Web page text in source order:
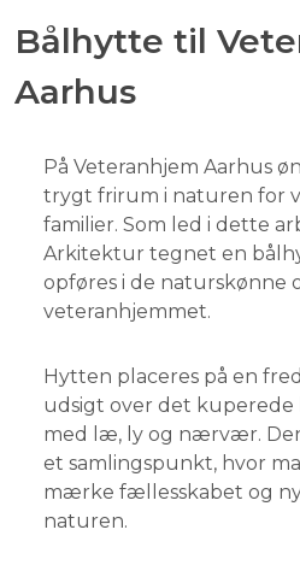
Bålhytte til
Aarhus
På Veteranhjem Aarhus
trygt frirum i naturen for
familier. Som led i dette
Arkitektur tegnet en
opføres i de naturskønne
veteranhjemmet.
Hytten placeres på en
udsigt over det kuperede
med læ, ly og nærvær.
et samlingspunkt, hvor
mærke fællesskabet og
naturen.